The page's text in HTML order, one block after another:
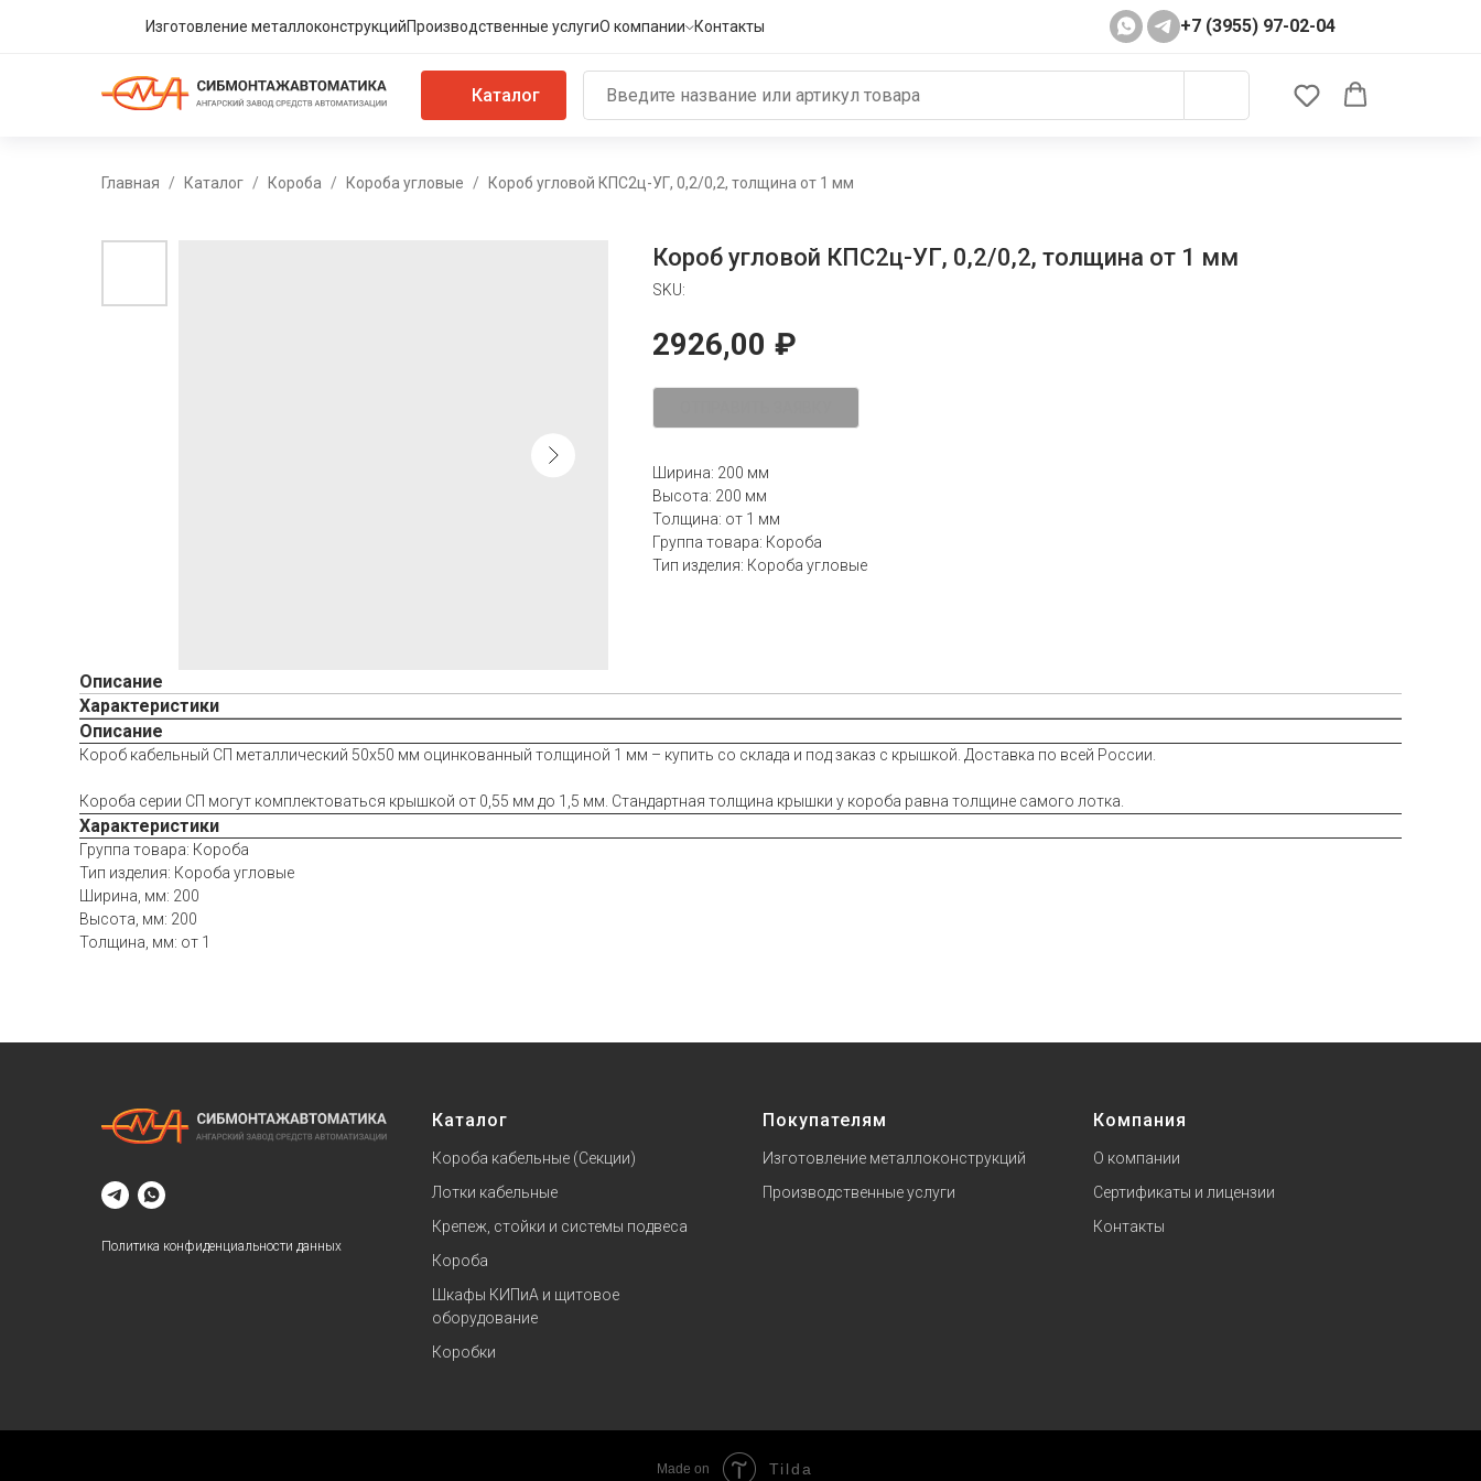
Изготовление металлоконструкцийПроизводственные услугиО компании Контакты +7 (3955) 97-02-04
Каталог
Главная Каталог Короба Короба угловые Короб угловой КПС2ц-УГ, 0,2/0,2, толщина от 1 мм
Короб угловой КПС2ц-УГ, 0,2/0,2, толщина от 1 мм
SKU:
2926,00 ₽
Ширина: 200 мм
Высота: 200 мм
Толщина: от 1 мм
Группа товара: Короба
Тип изделия: Короба угловые
Описание
Характеристики
Описание
Короб кабельный СП металлический 50х50 мм оцинкованный толщиной 1 мм – купить со склада и под заказ с крышкой. Доставка по всей России.
Короба серии СП могут комплектоваться крышкой от 0,55 мм до 1,5 мм. Стандартная толщина крышки у короба равна толщине самого лотка.
Характеристики
Группа товара: Короба
Тип изделия: Короба угловые
Ширина, мм: 200
Высота, мм: 200
Толщина, мм: от 1
Политика конфиденциальности данных
Каталог
Короба кабельные (Секции)
Лотки кабельные
Крепеж, стойки и системы подвеса
Короба
Шкафы КИПиА и щитовое
оборудование
Коробки
Покупателям
Изготовление металлоконструкций
Производственные услуги
Компания
О компании
Сертификаты и лицензии
Контакты
Made on Tilda